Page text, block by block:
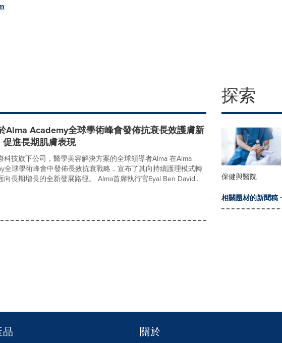
Alma Academy全球學術峰會發佈抗衰長效護膚新
促進長期肌膚表現
科技旗下公司，醫學美容解決方案的全球領導者Alma 在Alma
全球學術峰會中發佈長效抗衰戰略，宣布了其向持續護理模式轉
向長期增長的全新發展路徑。 Alma首席執行官Eyal Ben David...
探索
保健與醫院
相關題材的新聞稿
關於